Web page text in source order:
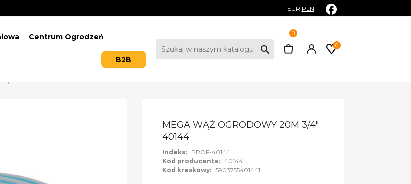
EUR PLN
Centrum Ogrodzeń
B2B
0
0
search
MEGA WĄŻ OGRODOWY 20M 3/4"
40144
Indeks:
PROF-40144
Kod producenta: 40144
Kod kreskowy: 5903755401441